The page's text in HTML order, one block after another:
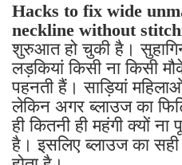
Hacks to fix wide
neckline without
शुरुआत हो चुकी है। सुहागिन
लड़कियां किसी ना किसी
पहनती हैं। साड़ियां
लेकिन अगर ब्लाउज का
ही कितनी ही महंगी क्यों ना
है। इसलिए ब्लाउज का सही